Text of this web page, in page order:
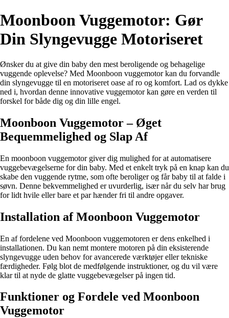
Moonboon Vuggemotor: Gør
Din Slyngevugge Motoriseret
Ønsker du at give din baby den mest beroligende og behagelige
vuggende oplevelse? Med Moonboon vuggemotor kan du forvandle
din slyngevugge til en motoriseret oase af ro og komfort. Lad os dykke
ned i, hvordan denne innovative vuggemotor kan gøre en verden til
forskel for både dig og din lille engel.
Moonboon Vuggemotor – Øget
Bequemmelighed og Slap Af
En moonboon vuggemotor giver dig mulighed for at automatisere
vuggebevægelserne for din baby. Med et enkelt tryk på en knap kan du
skabe den vuggende rytme, som ofte beroliger og får baby til at falde i
søvn. Denne bekvemmelighed er uvurderlig, især når du selv har brug
for lidt hvile eller bare et par hænder fri til andre opgaver.
Installation af Moonboon Vuggemotor
En af fordelene ved Moonboon vuggemotoren er dens enkelhed i
installationen. Du kan nemt montere motoren på din eksisterende
slyngevugge uden behov for avancerede værktøjer eller tekniske
færdigheder. Følg blot de medfølgende instruktioner, og du vil være
klar til at nyde de glatte vuggebevægelser på ingen tid.
Funktioner og Fordele ved Moonboon
Vuggemotor